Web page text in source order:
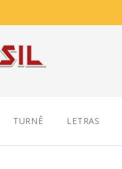
TURNÊ LETRAS